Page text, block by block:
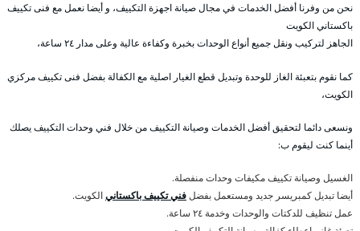
نحن من وفرنا أفضل الخدمات في مجال صيانة اجهزة التكييف، و أيضا نعمل مع فنى تكييف
باكستاني الكويت
الجاهز لتركيب ونقل جميع أنواع الوحدات بخبرة وكفاءة عالية وعلى مدار ٢٤ ساعة،
كما نقوم بتعبئة الغاز للوحدة وتبديل قطع الغيار اصلية مع الكفالة بفضل فنى تكييف مركزي
الكويت،
ونسعى دائما لتحقيق أفضل الخدمات وصيانة التكييف من خلال فني وحدات التكييف يصلك
أينما كنت ليقوم ب:
الغسيل وصيانة تكييف مكيفات وحدات منفصلة.
أيضا تبديل كمبريسر جديد ومستعمل بفضلفني تكييف باكستانيالكويت.
عمل تنظيف للدكتات والوحدات وخدمة ٢٤ ساعة.